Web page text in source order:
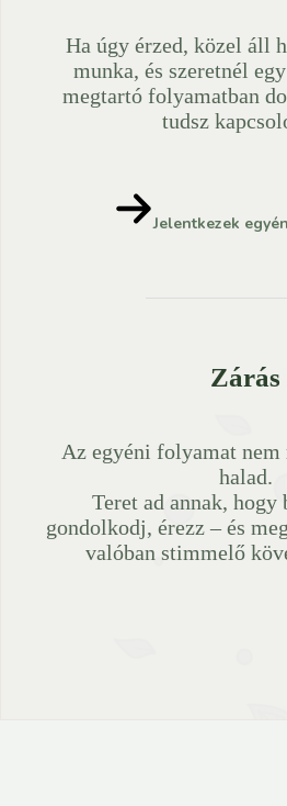
Ha úgy érzed, közel áll
munka, és szeretnél
megtartó folyamatban
tudsz
Jelentkezek
Zárás
Az egyéni folyamat nem
halad.
Teret ad annak, hogy
gondolkodj, érezz – és
valóban stimmelő